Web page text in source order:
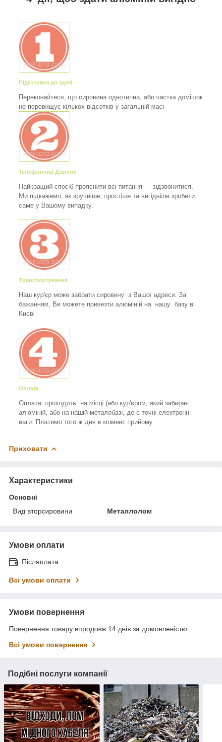
Підготовка до здачі
Переконайтеся, що сировина однотипна, або частка домішок
не перевищує кількох відсотків у загальній масі
Телефонний Дзвінок
Найкращий спосіб прояснити всі питання — зідзвонитися.
Ми підкажемо, як зручніше, простіше та вигідніше зробити
саме у Вашому випадку.
Транспортування
Наш кур'єр може забрати сировину з Вашої адреси. За
бажанням, Ви можете привезти алюміній на нашу базу в
Києві
Оплата
Оплата проходить на місці (або кур'єром, який забирає
алюміній, або на нашій металобазі, де є точні електронні
ваги. Платимо того ж дня в момент прийому.
Приховати
Характеристики
Основні
Вид вторсировини
Металлолом
Умови оплати
Післяплата
Всі умови оплати
Умови повернення
Повернення товару впродовж 14 днів за домовленістю
Всі умови повернення
Подібні послуги компанії